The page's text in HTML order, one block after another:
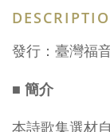
發行：臺灣福
■ 簡介
本詩歌集選材